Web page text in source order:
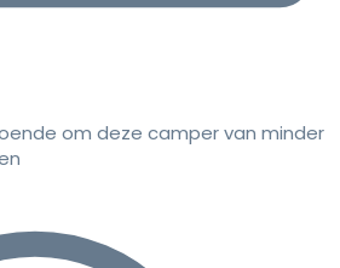
om deze camper van minder